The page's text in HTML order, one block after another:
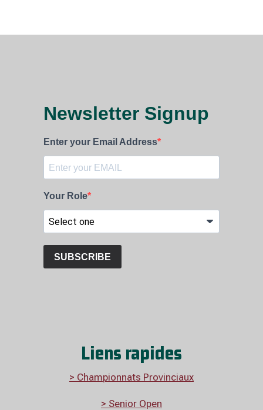
Liens rapides
> Championnats Provinciaux
> Senior Open